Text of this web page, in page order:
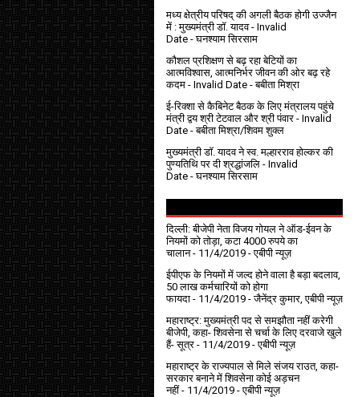
मध्य क्षेत्रीय परिषद् की अगली बैठक होगी उज्जैन
में : मुख्यमंत्री डॉ. यादव- Invalid
Date - घनश्याम सिरसाम
कौशल प्रशिक्षण से बढ़ रहा बेटियों का
आत्मविश्वास, आत्मनिर्भर जीवन की ओर बढ़ रहे
कदम - Invalid Date - बबीता मिश्रा
ई-रिक्शा से कैबिनेट बैठक के लिए मंत्रालय पहुंचे
मंत्री द्वय श्री टेटवाल और श्री पंवार - Invalid
Date - बबीता मिश्रा/शिवम शुक्ल
मुख्यमंत्री डॉ. यादव ने स्व. मल्हारराव होल्कर की
पुण्यतिथि पर दी श्रद्धांजलि - Invalid
Date - घनश्याम सिरसाम
दिल्ली: बीजेपी नेता विजय गोयल ने ऑड-ईवन के
नियमों को तोड़ा, कटा 4000 रुपये का
चालान- 11/4/2019 - एबीपी न्यूज़
ईपीएफ के नियमों में जल्द होने वाला है बड़ा बदलाव,
50 लाख कर्मचारियों को होगा
फायदा - 11/4/2019 - जैनेंद्र कुमार, एबीपी न्यूज़
महाराष्ट्र: मुख्यमंत्री पद से समझौता नहीं करेगी
बीजेपी, कहा- शिवसेना से चर्चा के लिए दरवाजे खुले
हैं- सूत्र - 11/4/2019 - एबीपी न्यूज़
महाराष्ट्र के राज्यपाल से मिले संजय राउत, कहा-
सरकार बनाने में शिवसेना कोई अड़चन
नहीं- 11/4/2019 - एबीपी न्यूज़